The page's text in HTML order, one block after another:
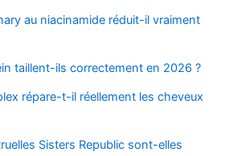
au niacinamide réduit-il vraiment
taillent-ils correctement en 2026 ?
répare-t-il réellement les cheveux
Sisters Republic sont-elles